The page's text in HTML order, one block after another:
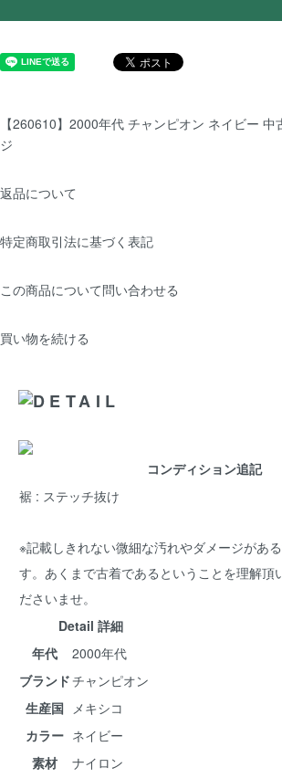
【260610】2000年代 チャンピオン ネイビー 中
ジ
返品について
特定商取引法に基づく表記
この商品について問い合わせる
買い物を続ける
コンディション追記
裾 : ステッチ抜け
※記載しきれない微細な汚れやダメージがあ
す。あくまで古着であるということを理解頂
ださいませ。
Detail 詳細
年代
2000年代
ブランドチャンピオン
生産国
メキシコ
カラー ネイビー
素材
ナイロン